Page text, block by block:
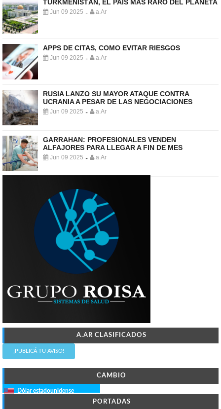
TURKMENISTÁN, EL PAÍS MÁS RARO DEL PLANETA
Jun 09 2025 - a.Ar
APPS DE CITAS, COMO EVITAR RIESGOS
Jun 09 2025 - a.Ar
RUSIA LANZO SU MAYOR ATAQUE CONTRA
UCRANIA A PESAR DE LAS NEGOCIACIONES
Jun 09 2025 - a.Ar
GARRAHAN: PROFESIONALES VENDEN
ALFAJORES PARA LLEGAR A FIN DE MES
Jun 09 2025 - a.Ar
A.AR CLASIFICADOS
¡PUBLICÁ TU AVISO!
CAMBIO
Dólar estadounidense
PORTADAS